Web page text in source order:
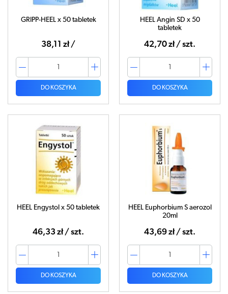
GRIPP-HEEL x 50 tabletek
38,11 zł /
DO KOSZYKA
HEEL Angin SD x 50
tabletek
42,70 zł / szt.
DO KOSZYKA
HEEL Engystol x 50 tabletek
46,33 zł / szt.
DO KOSZYKA
HEEL Euphorbium S aerozol
20ml
43,69 zł / szt.
DO KOSZYKA